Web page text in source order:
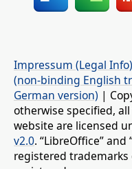
Impressum (Legal Info)
(non-binding English
German version) |
otherwise specified,
website are licensed
v2.0. “LibreOffice”
registered